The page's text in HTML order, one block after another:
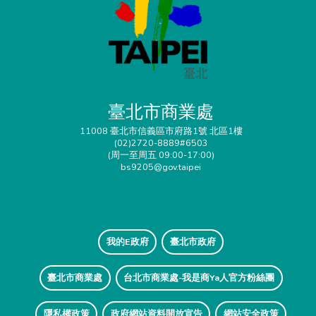
臺北市商業處
11008 臺北市信義區市府路1號 北區1樓
(02)2720-8889#6503
(周一至周五 09:00-17:00)
bs9205@gov.taipei
我的E政府 臺北市政府
臺北市商業處 台北市商業處-我是商Ya人官方粉絲團